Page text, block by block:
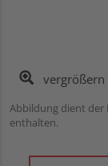
vergrößern
Abbildung dient der
enthalten.